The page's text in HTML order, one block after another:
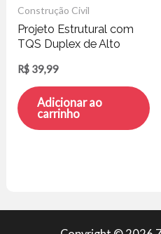
Construção Civil
Projeto Estrutural com
TQS Duplex de Alto
R$ 39,99
Adicionar ao
carrinho